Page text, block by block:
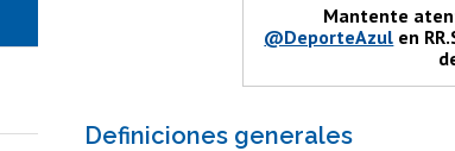
Mantente
@DeporteAzul en
Definiciones generales